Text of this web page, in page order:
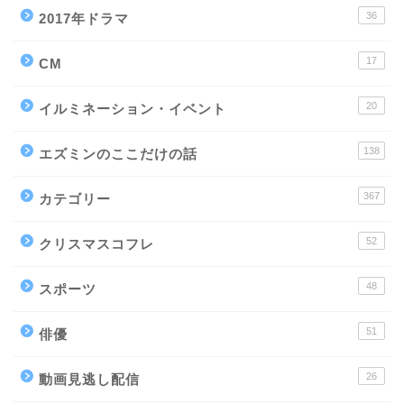
2017年ドラマ 36
CM 17
イルミネーション・イベント 20
エズミンのここだけの話 138
カテゴリー 367
クリスマスコフレ 52
スポーツ 48
俳優 51
動画見逃し配信 26